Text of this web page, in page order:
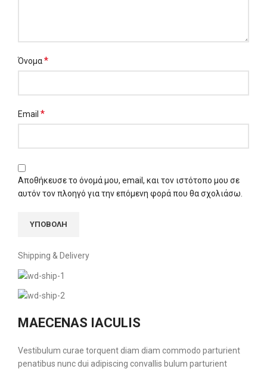
Όνομα*
Email *
Αποθήκευσε το όνομά μου, email, και τον ιστότοπο μου σε
αυτόν τον πλοηγό για την επόμενη φορά που θα σχολιάσω.
Shipping & Delivery
MAECENAS IACULIS
Vestibulum curae torquent diam diam commodo parturient
penatibus nunc dui adipiscing convallis bulum parturient